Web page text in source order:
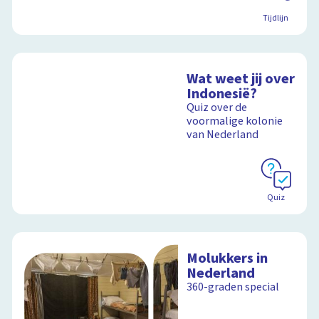
Tijdlijn
Wat weet jij over
Indonesië?
Quiz over de
voormalige kolonie
van Nederland
Quiz
Molukkers in
Nederland
360-graden special